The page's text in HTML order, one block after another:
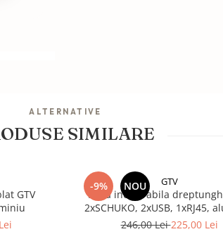
ALTERNATIVE
SIMILARE
GTV
-9% NOU GTV
Priza incastrabila
2xSCHUKO, 2xUSB, 1xRJ45,
246,00 Lei225,00 Lei